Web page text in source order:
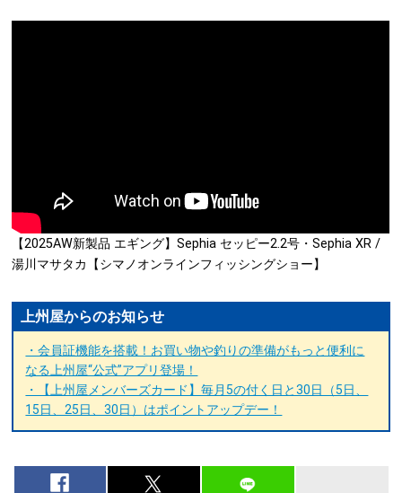
【2025AW新製品 エギング】Sephia セッピー2.2号・Sephia XR /
湯川マサタカ【シマノオンラインフィッシングショー】
上州屋からのお知らせ
・会員証機能を搭載！お買い物や釣りの準備がもっと便利に
なる上州屋“公式”アプリ登場！
・【上州屋メンバーズカード】毎月5の付く日と30日（5日、
15日、25日、30日）はポイントアップデー！